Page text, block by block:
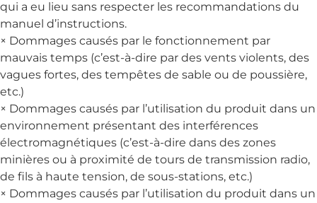
qui a eu lieu sans respecter les recommandations du
manuel d’instructions.
× Dommages causés par le fonctionnement par
mauvais temps (c’est-à-dire par des vents violents, des
vagues fortes, des tempêtes de sable ou de poussière,
etc.)
× Dommages causés par l’utilisation du produit dans un
environnement présentant des interférences
électromagnétiques (c’est-à-dire dans des zones
minières ou à proximité de tours de transmission radio,
de fils à haute tension, de sous-stations, etc.)
× Dommages causés par l’utilisation du produit dans un